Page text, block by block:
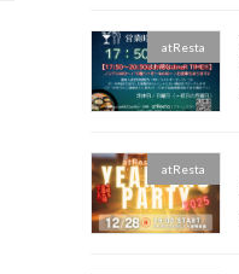
atResta
atResta